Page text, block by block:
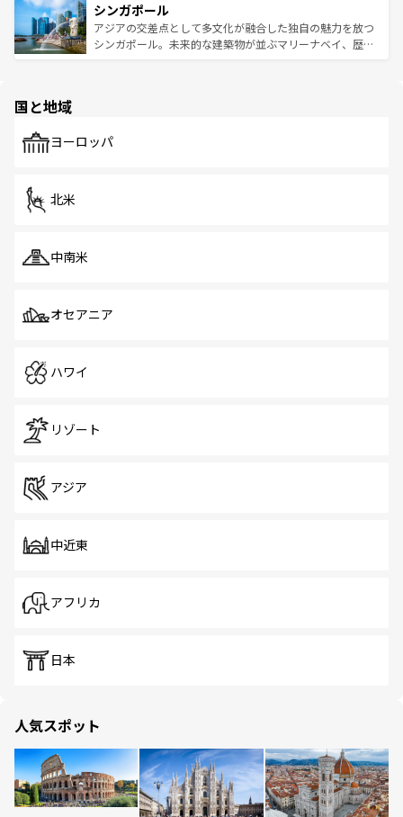
参照してほしい。
激する。気候は一年中温暖で、どの季節にも異なる楽しみ
が待っている。親しみやすいタイの人々、仏教を中心とし
た文化、そして多様な観光資源が、訪れる旅人を魅了し続
み、どこを訪れても感動するはず。観光スポットが密集し
ており、効率よく見どころを回れるのも魅力。息をのむよ
うな絶景から文化的な体験まで、香港を存分に楽しみ尽く
シンガポール
アジアの交差点として多文化が融合した独自の魅力を放つ
シンガポール。未来的な建築物が並ぶマリーナベイ、歴史
で、ホーカーズは地元の風情を楽しめる外せないスポット
国と地域
ヨーロッパ
北米
中南米
オセアニア
ハワイ
リゾート
アジア
中近東
アフリカ
日本
人気スポット